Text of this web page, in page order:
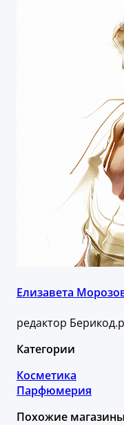
Елизавета
редактор
Категории
Косметика
Парфюмерия
Похожие магазины